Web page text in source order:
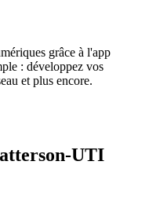
grâce à l'app
: développez vos
et plus encore.
UTI